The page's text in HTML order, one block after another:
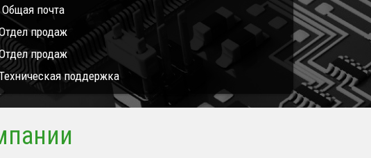
почта
продаж
продаж
поддержка